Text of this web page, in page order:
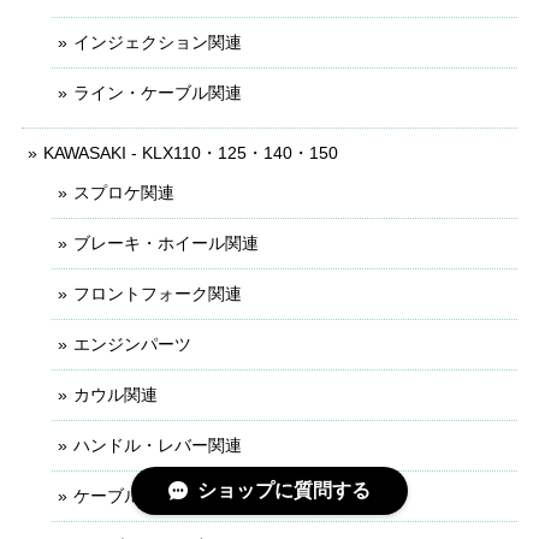
インジェクション関連
ライン・ケーブル関連
KAWASAKI - KLX110・125・140・150
スプロケ関連
ブレーキ・ホイール関連
フロントフォーク関連
エンジンパーツ
カウル関連
ハンドル・レバー関連
ケーブル・ライン関連ショップに質問する